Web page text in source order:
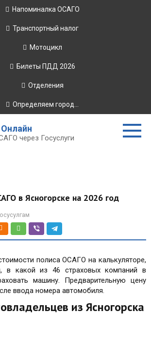
Напоминалка ОСАГО
Транспортный налог
Мотоцикл
Билеты ПДД 2026
Отделения
Определяем город...
через Госуслуги
в Ясногорске на 2026 год
полиса ОСАГО на калькуляторе,
какой из 46 страховых компаний в
машину. Предварительную цену
ввода номера автомобиля.
из Ясногорска